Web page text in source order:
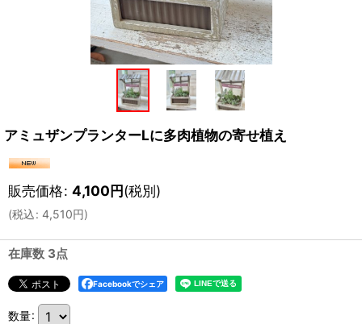
アミュザンプランターLに多肉植物の寄せ植え
販売価格: 4,100円(税別)
(税込: 4,510円)
在庫数 3点
Facebookでシェア
数量: